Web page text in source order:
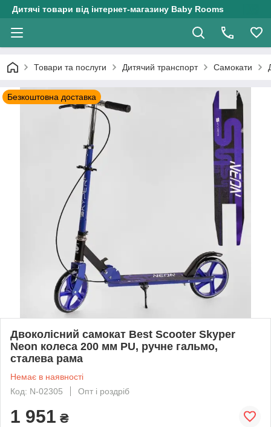
Дитячі товари від інтернет-магазину Baby Rooms
Товари та послуги Дитячий транспорт Самокати
Безкоштовна доставка
Двоколісний самокат Best Scooter Skyper
Neon колеса 200 мм PU, ручне гальмо,
сталева рама
Немає в наявності
Код: N-02305
Опт і роздріб
1 951 ₴